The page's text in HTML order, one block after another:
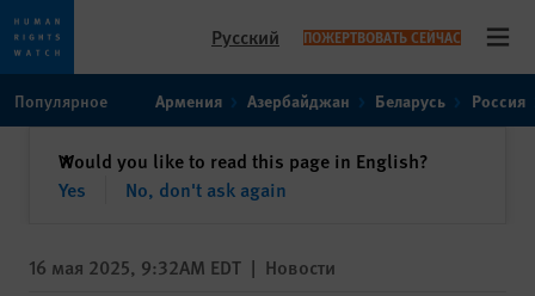
toto
content
Русский ПОЖЕРТВОВАТЬ СЕЙЧАС
Популярное Армения Азербайджан Беларусь Россия
Would you like to read this page in English?
Yes
No, don't ask again
✕закрыть
16 мая 2025, 9:32AM EDT | Новости